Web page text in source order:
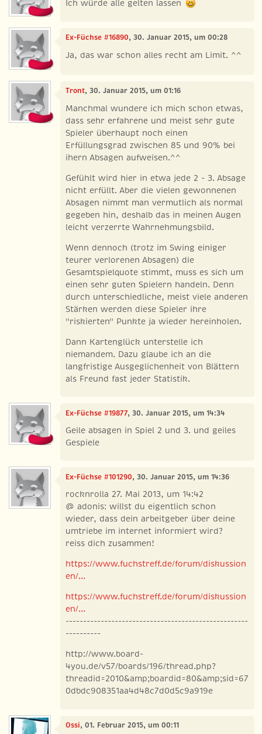
Ich würde alle gelten lassen
Ex-Füchse #16890, 30. Januar 2015, um 00:28
Ja, das war schon alles recht am Limit. ^^
Tront, 30. Januar 2015, um 01:16
Manchmal wundere ich mich schon etwas,
dass sehr erfahrene und meist sehr gute
Spieler überhaupt noch einen
Erfüllungsgrad zwischen 85 und 90% bei
ihern Absagen aufweisen.^^
Gefühlt wird hier in etwa jede 2 - 3. Absage
nicht erfüllt. Aber die vielen gewonnenen
Absagen nimmt man vermutlich als normal
gegeben hin, deshalb das in meinen Augen
leicht verzerrte Wahrnehmungsbild.
Wenn dennoch (trotz im Swing einiger
teurer verlorenen Absagen) die
Gesamtspielquote stimmt, muss es sich um
einen sehr guten Spielern handeln. Denn
durch unterschiedliche, meist viele anderen
Stärken werden diese Spieler ihre
"riskierten" Punkte ja wieder hereinholen.
Dann Kartenglück unterstelle ich
niemandem. Dazu glaube ich an die
langfristige Ausgeglichenheit von Blättern
als Freund fast jeder Statistik.
Ex-Füchse #19877, 30. Januar 2015, um 14:34
Geile absagen in Spiel 2 und 3. und geiles
Gespiele
Ex-Füchse #101290, 30. Januar 2015, um 14:36
rocknrolla 27. Mai 2013, um 14:42
@ adonis: willst du eigentlich schon
wieder, dass dein arbeitgeber über deine
umtriebe im internet informiert wird?
reiss dich zusammen!
https://www.fuchstreff.de/forum/diskussion
en/...
https://www.fuchstreff.de/forum/diskussion
en/...
----------------------------------------------------
----------
http://www.board-
4you.de/v57/boards/196/thread.php?
threadid=2010&amp;boardid=80&amp;sid=67
0dbdc908351aa4d48c7d0d5c9a919e
Ossi, 01. Februar 2015, um 00:11